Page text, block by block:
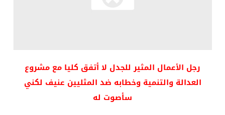
رجل الأعمال المثير للجدل لا أتفق كليا مع مشروع
العدالة والتنمية وخطابه ضد المثليين عنيف لكني
سأصوت له